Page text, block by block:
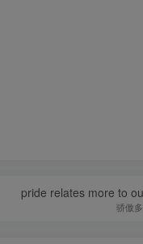
pride relates more to
骄傲